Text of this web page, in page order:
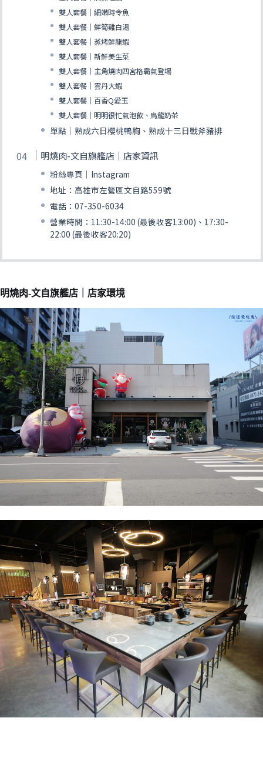
雙人套餐｜細嫩時令魚
雙人套餐｜鮮筍雞白湯
雙人套餐｜蒸烤鮮龍蝦
雙人套餐｜新鮮美生菜
雙人套餐｜主角燒肉四宮格霸氣登場
雙人套餐｜雲丹大蝦
雙人套餐｜百香Q愛玉
雙人套餐｜明明很忙氣泡飲、烏龍奶茶
單點｜熟成六日櫻桃鴨胸、熟成十三日戰斧豬排
明燒肉-文自旗艦店｜店家資訊
粉絲專頁｜Instagram
地址：高雄市左營區文自路559號
電話：07-350-6034
營業時間：11:30-14:00 (最後收客13:00)、17:30-
22:00 (最後收客20:20)
明燒肉-文自旗艦店｜店家環境